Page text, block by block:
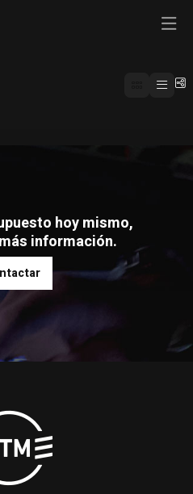
hoy mismo,
información.